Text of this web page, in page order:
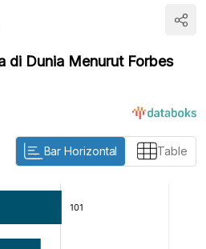
di Dunia Menurut Forbes
Bar Horizontal Table